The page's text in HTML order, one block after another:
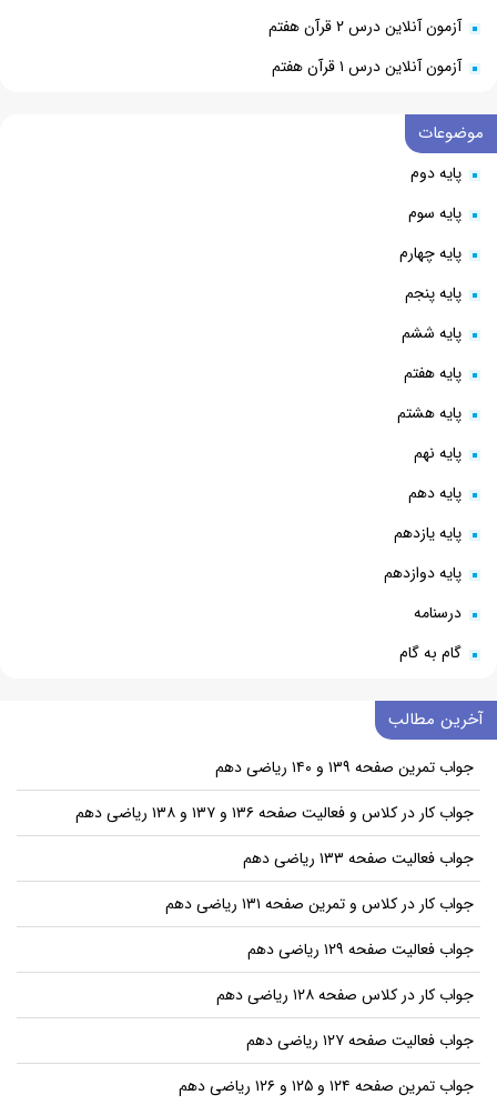
آزمون آنلاین درس ۲ قرآن هفتم
آزمون آنلاین درس ۱ قرآن هفتم
موضوعات
پایه دوم
پایه سوم
پایه چهارم
پایه پنجم
پایه ششم
پایه هفتم
پایه هشتم
پایه نهم
پایه دهم
پایه یازدهم
پایه دوازدهم
درسنامه
گام به گام
آخرین مطالب
جواب تمرین صفحه ۱۳۹ و ۱۴۰ ریاضی دهم
جواب کار در کلاس و فعالیت صفحه ۱۳۶ و ۱۳۷ و ۱۳۸ ریاضی دهم
جواب فعالیت صفحه ۱۳۳ ریاضی دهم
جواب کار در کلاس و تمرین صفحه ۱۳۱ ریاضی دهم
جواب فعالیت صفحه ۱۲۹ ریاضی دهم
جواب کار در کلاس صفحه ۱۲۸ ریاضی دهم
جواب فعالیت صفحه ۱۲۷ ریاضی دهم
جواب تمرین صفحه ۱۲۴ و ۱۲۵ و ۱۲۶ ریاضی دهم